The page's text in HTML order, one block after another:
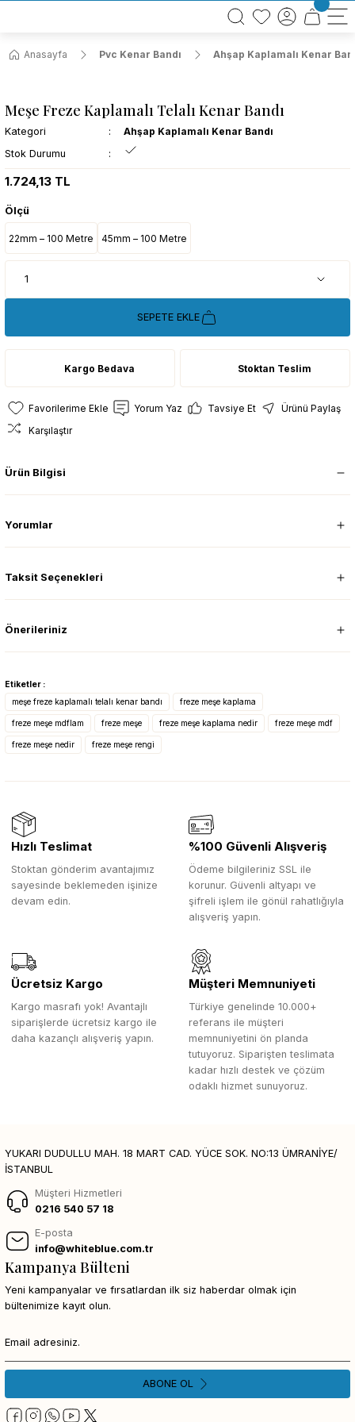
BÜTÜN ALIŞVERİŞLERİNİZDE KARGO BEDAVA!
TÜRKİYE GENELİNDE 10.000 MÜŞTERİ REFERANSI
Anasayfa
Pvc Kenar Bandı Ahşap Kaplamalı Kenar
Meşe Freze Kaplamalı Telalı Kenar Bandı
Kategori
Ahşap Kaplamalı Kenar Bandı
Stok Durumu
1.724,13 TL
Ölçü
22mm – 100 Metre 45mm – 100 Metre
SEPETE EKLE
Kargo Bedava Stoktan Teslim
Yorum Yaz Tavsiye Et
Ürünü Paylaş
Karşılaştır
Ürün Bilgisi
Yorumlar
Taksit Seçenekleri
Önerileriniz
Etiketler :
meşe freze kaplamalı telalı kenar bandı
freze meşe kaplama
freze meşe mdflam freze meşe freze meşe kaplama nedir freze meşe mdf
freze meşe nedir freze meşe rengi
Hızlı Teslimat
Stoktan gönderim avantajımız
sayesinde beklemeden işinize
devam edin.
%100 Güvenli Alışveriş
Ödeme bilgileriniz SSL ile
korunur. Güvenli altyapı ve
şifreli işlem ile gönül rahatlığıyla
alışveriş yapın.
Ücretsiz Kargo
Kargo masrafı yok! Avantajlı
siparişlerde ücretsiz kargo ile
daha kazançlı alışveriş yapın.
Müşteri Memnuniyeti
Türkiye genelinde 10.000+
referans ile müşteri
memnuniyetini ön planda
tutuyoruz. Siparişten teslimata
kadar hızlı destek ve çözüm
odaklı hizmet sunuyoruz.
YUKARI DUDULLU MAH. 18 MART CAD. YÜCE SOK. NO:13 ÜMRANİYE/
İSTANBUL
Müşteri Hizmetleri
0216 540 57 18
E-posta
info@whiteblue.com.tr
Kampanya Bülteni
Yeni kampanyalar ve fırsatlardan ilk siz haberdar olmak için
bültenimize kayıt olun.
ABONE OL